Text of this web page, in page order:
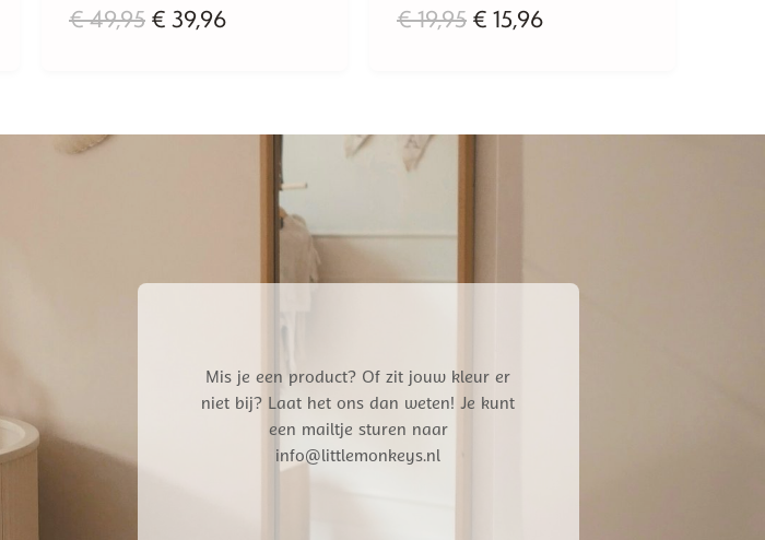
€49,95 Oorspronkelijke
€ 39,96Huidige
€ 39,96.
€19,95 Oorspronkelijke
€ 15,96Huidige
Mis je een product? Of zit jouw kleur er
niet bij? Laat het ons dan weten! Je kunt
een mailtje sturen naar
info@littlemonkeys.nl